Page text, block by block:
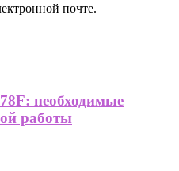
почте.
необходимые
работы